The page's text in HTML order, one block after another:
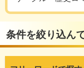
条件を絞り込ん